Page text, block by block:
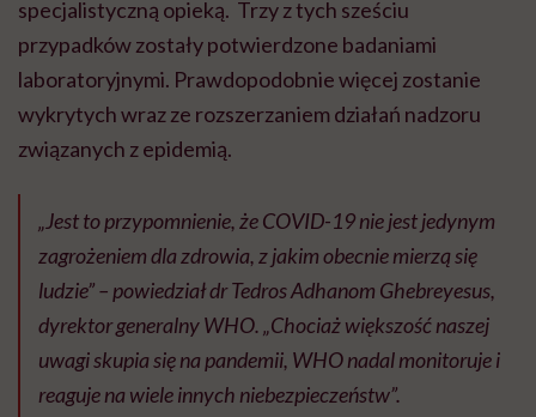
specjalistyczną opieką. Trzy z tych sześciu
przypadków zostały potwierdzone badaniami
laboratoryjnymi. Prawdopodobnie więcej zostanie
wykrytych wraz ze rozszerzaniem działań nadzoru
związanych z epidemią.
„Jest to przypomnienie, że COVID-19 nie jest jedynym
zagrożeniem dla zdrowia, z jakim obecnie mierzą się
ludzie” – powiedział dr Tedros Adhanom Ghebreyesus,
dyrektor generalny WHO. „Chociaż większość naszej
uwagi skupia się na pandemii, WHO nadal monitoruje i
reaguje na wiele innych niebezpieczeństw”.